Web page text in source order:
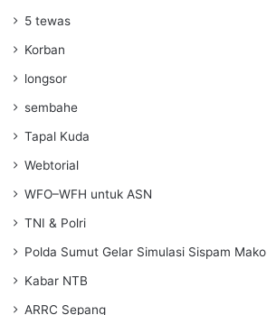
5 tewas
Korban
longsor
sembahe
Tapal Kuda
Webtorial
WFO–WFH untuk ASN
TNI & Polri
Polda Sumut Gelar Simulasi Sispam Mako
Kabar NTB
ARRC Sepang